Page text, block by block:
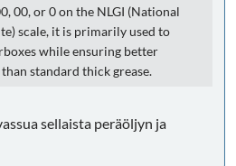
00, or 0 on the NLGI (National
scale, it is primarily used to
while ensuring better
standard thick grease.
sellaista peräöljyn ja